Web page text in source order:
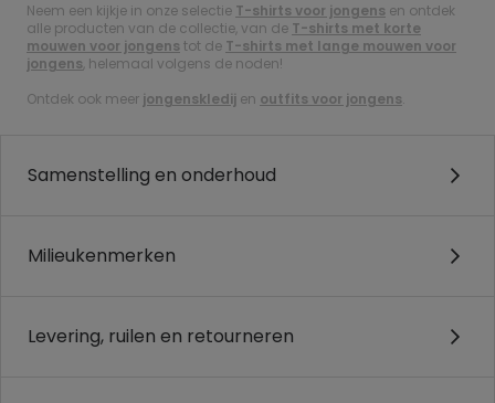
Neem een kijkje in onze selectie T-shirts voor jongens en ontdek
alle producten van de collectie, van de T-shirts met korte
mouwen voor jongens tot de T-shirts met lange mouwen voor
jongens , helemaal volgens de noden!
Ontdek ook meer jongenskledij en outfits voor jongens.
Samenstelling en onderhoud
Milieukenmerken
Levering, ruilen en retourneren